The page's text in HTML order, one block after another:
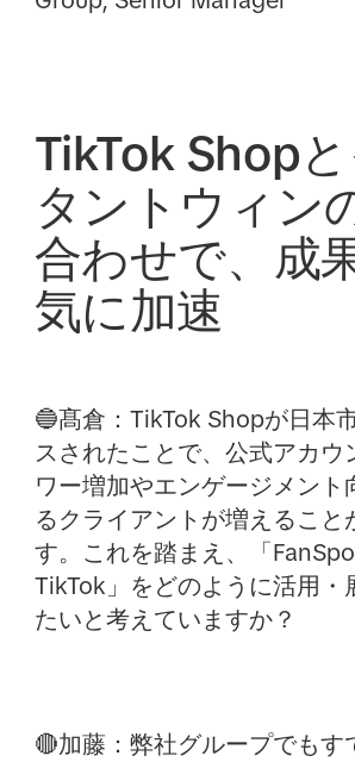
TikTok Shop
タントウィン
合わせで、成
気に加速
🔵髙倉： TikTok Shopが日本
スされたことで、公式アカウ
ワー増加やエンゲージメント
るクライアントが増えること
す。これを踏まえ、「
TikTok」をどのように活用・
たいと考えていますか？
🔴加藤： 弊社グループでもす